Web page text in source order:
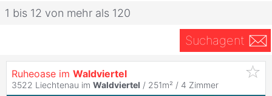
1 bis 12 von mehr als 120
Suchagent
Ruheoase im Waldviertel
3522 Liechtenau im Waldviertel / 251m² / 4 Zimmer